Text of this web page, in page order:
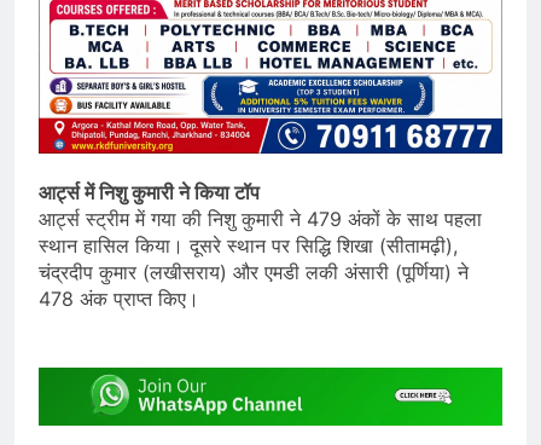
आर्ट्स में निशु कुमारी ने किया टॉप
आर्ट्स स्ट्रीम में गया की निशु कुमारी ने 479 अंकों के साथ पहला
स्थान हासिल किया। दूसरे स्थान पर सिद्धि शिखा (सीतामढ़ी),
चंद्रदीप कुमार (लखीसराय) और एमडी लकी अंसारी (पूर्णिया) ने
478 अंक प्राप्त किए।